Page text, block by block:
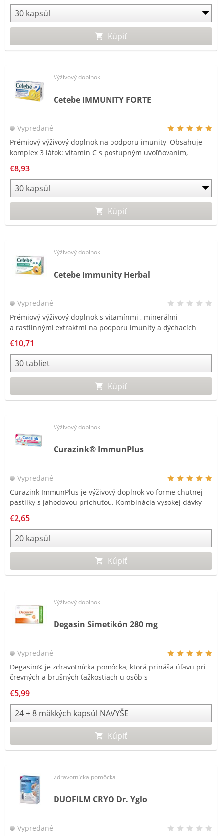
Kúpiť
Výživový doplnok
Cetebe IMMUNITY FORTE
Vypredané
Prémiový výživový doplnok na podporu imunity. Obsahuje
komplex 3 látok: vitamín C s postupným uvoľňovaním,
€8,93
Kúpiť
Výživový doplnok
Cetebe Immunity Herbal
Vypredané
Prémiový výživový doplnok s vitamínmi , minerálmi
a rastlinnými extraktmi na podporu imunity a dýchacích
€10,71
Kúpiť
Výživový doplnok
Curazink® ImmunPlus
Vypredané
Curazink ImmunPlus je výživový doplnok vo forme chutnej
pastilky s jahodovou príchuťou. Kombinácia vysokej dávky
hodnotou vitamínu C. Curazink ImmunPlus týmto
predstavuje hodnotný doplnok k vašej každodennej výžive.
€2,65
Kúpiť
Výživový doplnok
Degasin Simetikón 280 mg
Vypredané
Degasin® je zdravotnícka pomôcka, ktorá prináša úľavu pri
črevných a brušných ťažkostiach u osôb s
plynu: nafukovanie, plynatosť a brušná tenzia.
€5,99
Kúpiť
Zdravotnícka pomôcka
DUOFILM CRYO Dr. Yglo
Vypredané